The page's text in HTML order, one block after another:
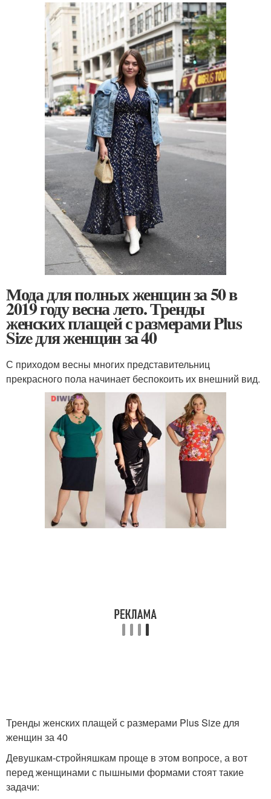
Мода для полных женщин за 50 в
2019 году весна лето. Тренды
женских плащей с размерами Plus
Size для женщин за 40
С приходом весны многих представительниц
прекрасного пола начинает беспокоить их внешний вид.
Тренды женских плащей с размерами Plus Sizе для
женщин за 40
Девушкам-стройняшкам проще в этом вопросе, а вот
перед женщинами с пышными формами стоят такие
задачи: